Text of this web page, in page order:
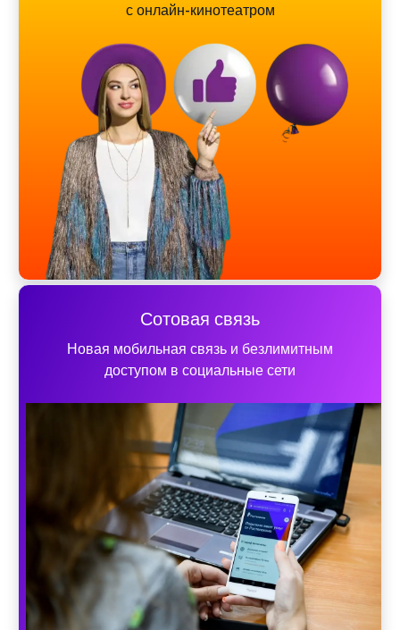
с онлайн-кинотеатром
Сотовая связь
Новая мобильная связь и безлимитным
доступом в социальные сети